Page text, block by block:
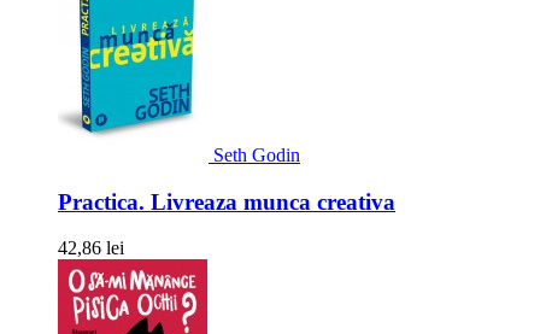
Seth Godin
Practica. Livreaza munca creativa
42,86 lei